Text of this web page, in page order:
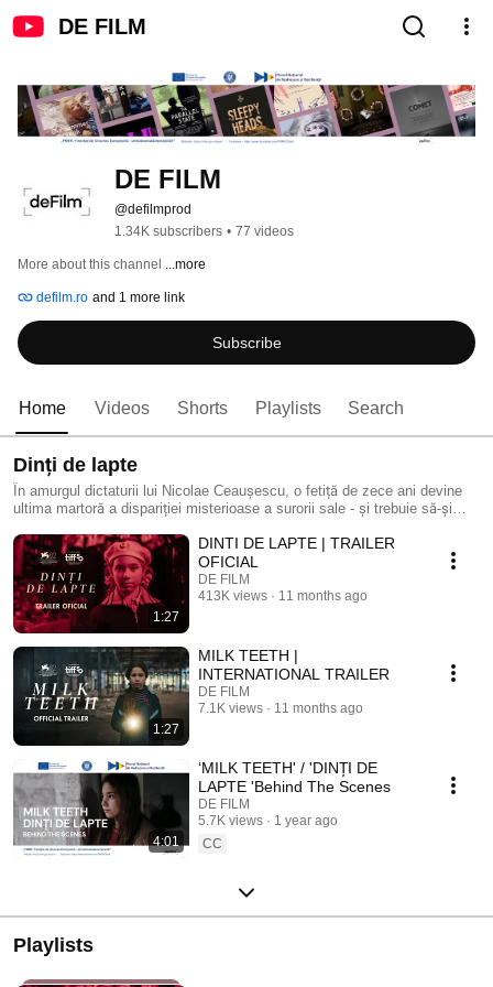
DE FILM
@defilmprod
1.34K subscribers • 77 videos
More about this channel ...more
defilm.ro and 1 more link
Subscribe
Home Videos Shorts Playlists Search
Dinți de lapte
În amurgul dictaturii lui Nicolae Ceaușescu, o fetiță de zece ani devine
ultima martoră a dispariției misterioase a surorii sale - și trebuie să-și
ochii Mariei liniștea asurzitoare a autorităților și detaliile thrilling care
rămân să bântuie. Lansarea în cinematografele din 🇷🇴 în 14 octombrie!
1:27
DINTI DE LAPTE | TRAILER
OFICIAL
DE FILM
413K views
11 months ago
1:27
MILK TEETH |
INTERNATIONAL TRAILER
DE FILM
7.1K views
11 months ago
4:01
‘MILK TEETH' / 'DINȚI DE
LAPTE 'Behind The Scenes
DE FILM
5.7K views
1 year ago
CC
Playlists